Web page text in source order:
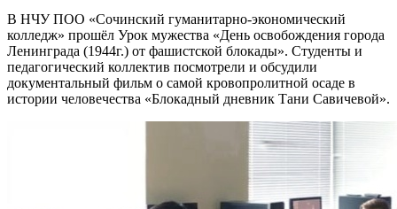
В НЧУ ПОО «Сочинский гуманитарно-экономический
колледж» прошёл Урок мужества «День освобождения города
Ленинграда (1944г.) от фашистской блокады». Студенты и
педагогический коллектив посмотрели и обсудили
документальный фильм о самой кровопролитной осаде в
истории человечества «Блокадный дневник Тани Савичевой».